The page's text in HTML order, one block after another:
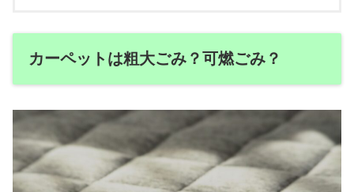
カーペットは粗大ごみ？可燃ごみ？